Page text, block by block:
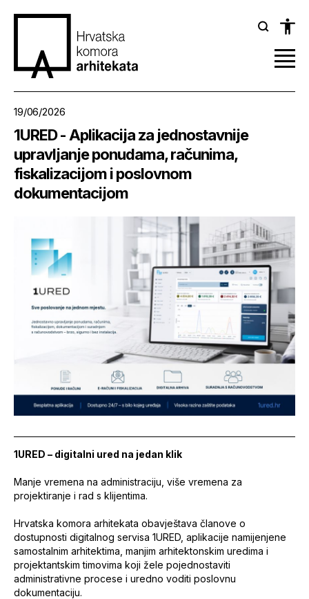
19/06/2026
1URED - Aplikacija za jednostavnije
upravljanje ponudama, računima,
fiskalizacijom i poslovnom
dokumentacijom
1URED – digitalni ured na jedan klik
Manje vremena na administraciju, više vremena za
projektiranje i rad s klijentima.
Hrvatska komora arhitekata obavještava članove o
dostupnosti digitalnog servisa 1URED, aplikacije namijenjene
samostalnim arhitektima, manjim arhitektonskim uredima i
projektantskim timovima koji žele pojednostaviti
administrativne procese i uredno voditi poslovnu
dokumentaciju.